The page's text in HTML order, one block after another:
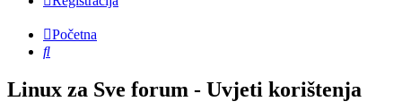
Početna
Pretražnik
Linux za Sve forum - Uvjeti korištenja